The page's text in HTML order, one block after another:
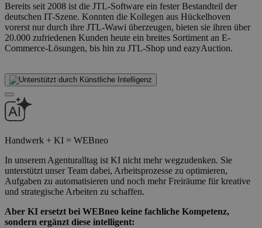
Bereits seit 2008 ist die JTL-Software ein fester Bestandteil der
deutschen IT-Szene. Konnten die Kollegen aus Hückelhoven
vorerst nur durch ihre JTL-Wawi überzeugen, bieten sie ihren über
20.000 zufriedenen Kunden heute ein breites Sortiment an E-
Commerce-Lösungen, bis hin zu JTL-Shop und eazyAuction.
Handwerk + KI = WEBneo
In unserem Agenturalltag ist KI nicht mehr wegzudenken. Sie
unterstützt unser Team dabei, Arbeitsprozesse zu optimieren,
Aufgaben zu automatisieren und noch mehr Freiräume für kreative
und strategische Arbeiten zu schaffen.
Aber KI ersetzt bei WEBneo keine fachliche Kompetenz,
sondern ergänzt diese intelligent: